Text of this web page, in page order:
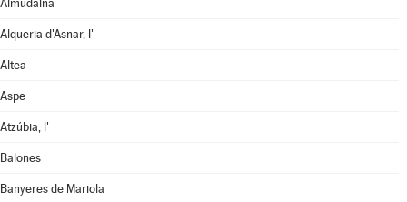
Almudaina
Alqueria d'Asnar, l'
Altea
Aspe
Atzúbia, l'
Balones
Banyeres de Mariola